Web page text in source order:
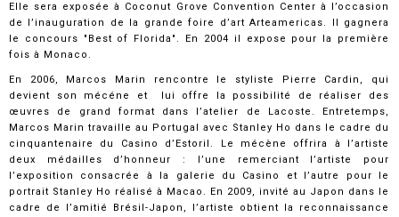
Elle sera exposée à Coconut Grove Convention Center à l’occasion
de l’inauguration de la grande foire d’art Arteamericas. Il gagnera
le concours "Best of Florida". En 2004 il expose pour la première
fois à Monaco.
En 2006, Marcos Marin rencontre le styliste Pierre Cardin, qui
devient son mécéne et lui offre la possibilité de réaliser des
œuvres de grand format dans l’atelier de Lacoste. Entretemps,
Marcos Marin travaille au Portugal avec Stanley Ho dans le cadre du
cinquantenaire du Casino d’Estoril. Le mécène offrira à l’artiste
deux médailles d’honneur : l’une remerciant l’artiste pour
l’exposition consacrée à la galerie du Casino et l’autre pour le
portrait Stanley Ho réalisé à Macao. En 2009, invité au Japon dans le
cadre de l’amitié Brésil-Japon, l’artiste obtient la reconnaissance